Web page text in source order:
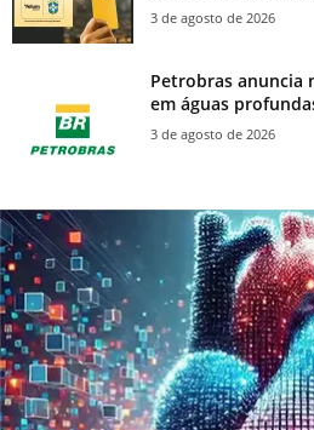
3 de agosto de 2026
Petrobras anuncia
em águas
3 de agosto de 2026